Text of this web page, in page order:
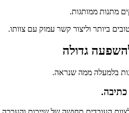
מתנות ממותגות.
ביותר וליצור קשר עמוק עם צוותו.
גדולה
בלמעלה ממה שנראה.
כתיבה.